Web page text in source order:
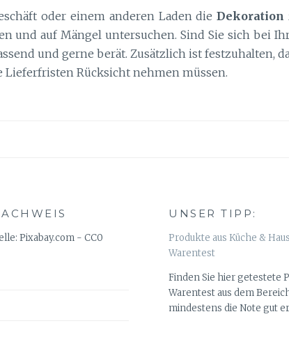
oder einem anderen Laden dieDekoration
und auf Mängel untersuchen. Sind Sie sich bei
und gerne berät. Zusätzlich ist festzuhalten,
Lieferfristen Rücksicht nehmen müssen.
Pixabay.com - CC0
UNSER TIPP:
Produkte aus Küche &
Warentest
Finden Sie hier getestete
Warentest aus dem
mindestens die Note gut